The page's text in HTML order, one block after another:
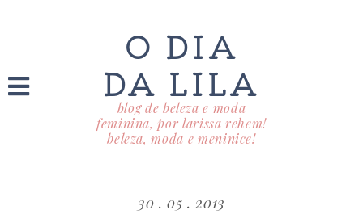
O DIA
DA LILA
blog de beleza e moda
feminina, por larissa rehem!
beleza, moda e meninice!
30 . 05 . 2013